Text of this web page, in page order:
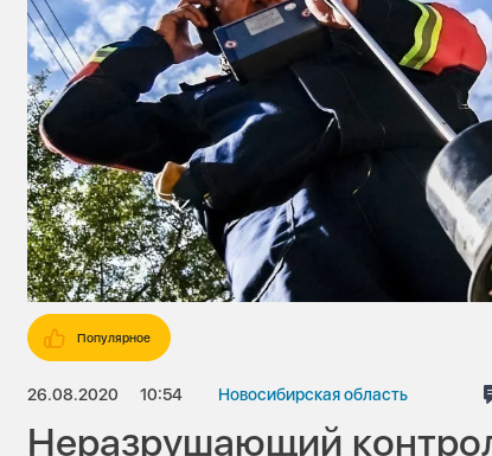
Популярное
26.08.2020 10:54 Новосибирская область
Неразрушающий